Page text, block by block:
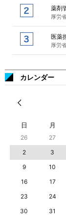
薬剤
厚労
医薬
厚労
カレンダー
日 月
26 27
2
3
9
10
16
17
23
24
30
31